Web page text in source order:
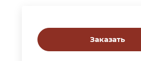
Заказать